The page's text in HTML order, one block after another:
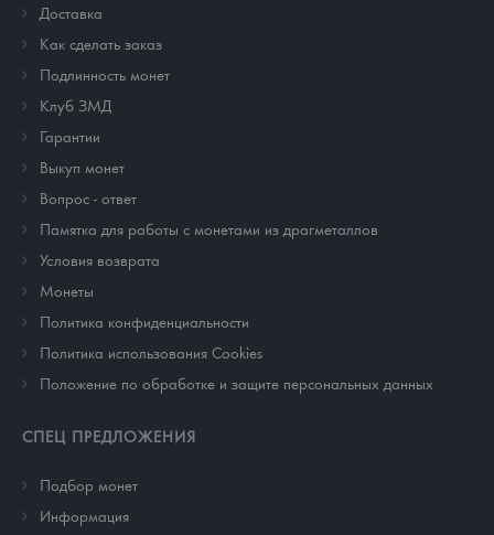
Доставка
Как сделать заказ
Подлинность монет
Клуб ЗМД
Гарантии
Выкуп монет
Вопрос - ответ
Памятка для работы с монетами из драгметаллов
Условия возврата
Монеты
Политика конфиденциальности
Политика использования Cookies
Положение по обработке и защите персональных данных
СПЕЦ ПРЕДЛОЖЕНИЯ
Подбор монет
Информация